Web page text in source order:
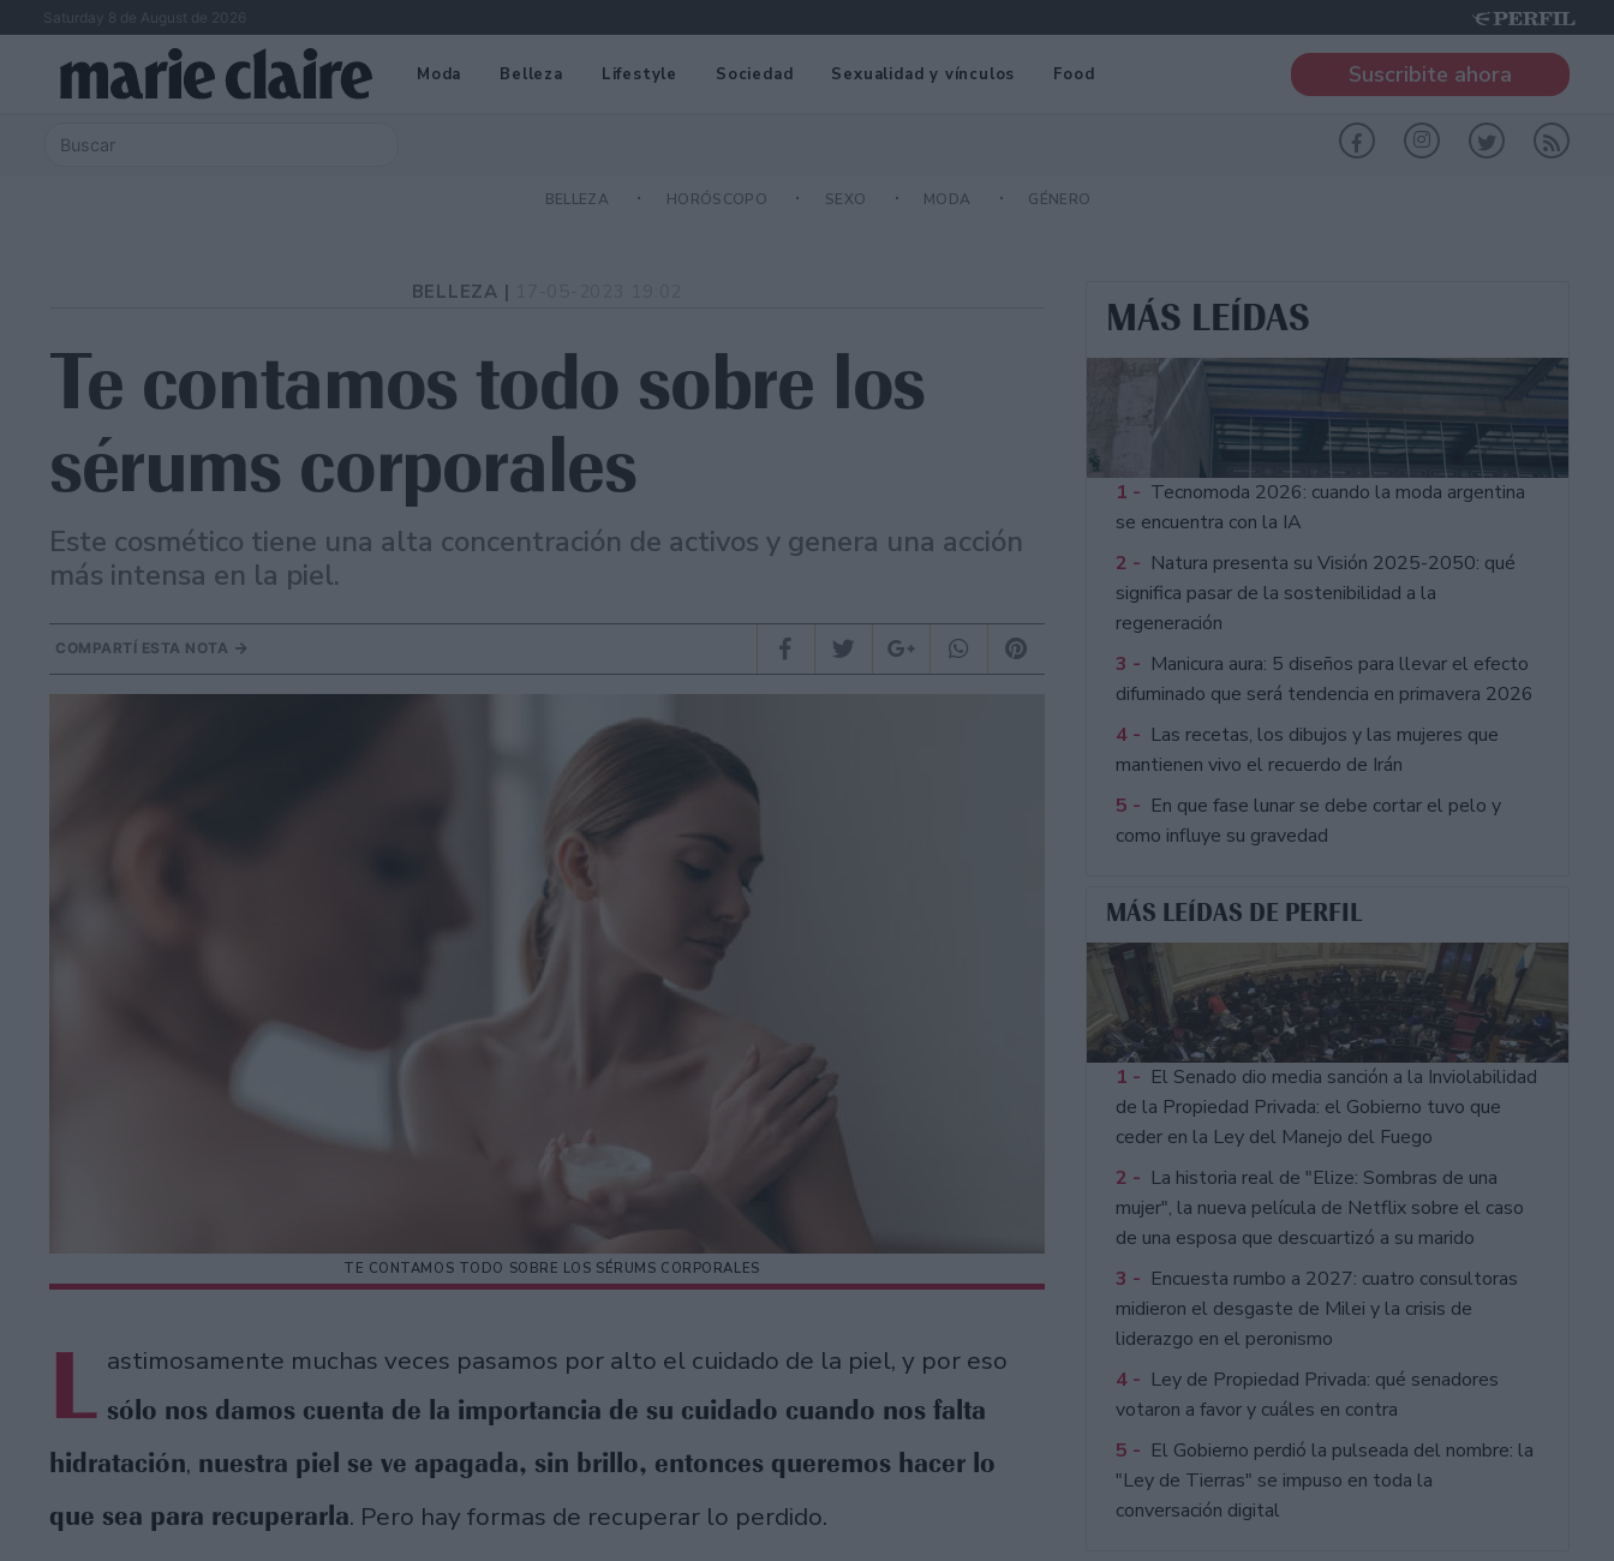
Saturday 8 de August de 2026
Moda Belleza Lifestyle Sociedad Sexualidad y vínculos Food Suscribite ahora
BELLEZA HORÓSCOPO SEXO MODA GÉNERO
BELLEZA |
Te contamos todo sobre los
sérums corporales
Este cosmético tiene una alta concentración de activos y genera una acción
más intensa en la piel.
COMPARTÍ ESTA NOTA
TE CONTAMOS TODO SOBRE LOS SÉRUMS CORPORALES
L astimosamente muchas veces pasamos por alto el cuidado de la piel, y por eso
sólo nos damos cuenta de la importancia de su cuidado cuando nos falta
hidratación, nuestra piel se ve apagada, sin brillo, entonces queremos hacer lo
que sea para recuperarla. Pero hay formas de recuperar lo perdido.
MÁS LEÍDAS
1 - Tecnomoda 2026: cuando la moda argentina
se encuentra con la IA
2 - Natura presenta su Visión 2025-2050: qué
significa pasar de la sostenibilidad a la
regeneración
3 - Manicura aura: 5 diseños para llevar el efecto
difuminado que será tendencia en primavera 2026
4 - Las recetas, los dibujos y las mujeres que
mantienen vivo el recuerdo de Irán
5 - En que fase lunar se debe cortar el pelo y
como influye su gravedad
MÁS LEÍDAS DE PERFIL
1 - El Senado dio media sanción a la Inviolabilidad
de la Propiedad Privada: el Gobierno tuvo que
ceder en la Ley del Manejo del Fuego
2 - La historia real de "Elize: Sombras de una
mujer", la nueva película de Netflix sobre el caso
de una esposa que descuartizó a su marido
3 - Encuesta rumbo a 2027: cuatro consultoras
midieron el desgaste de Milei y la crisis de
liderazgo en el peronismo
4 - Ley de Propiedad Privada: qué senadores
votaron a favor y cuáles en contra
5 - El Gobierno perdió la pulseada del nombre: la
"Ley de Tierras" se impuso en toda la
conversación digital